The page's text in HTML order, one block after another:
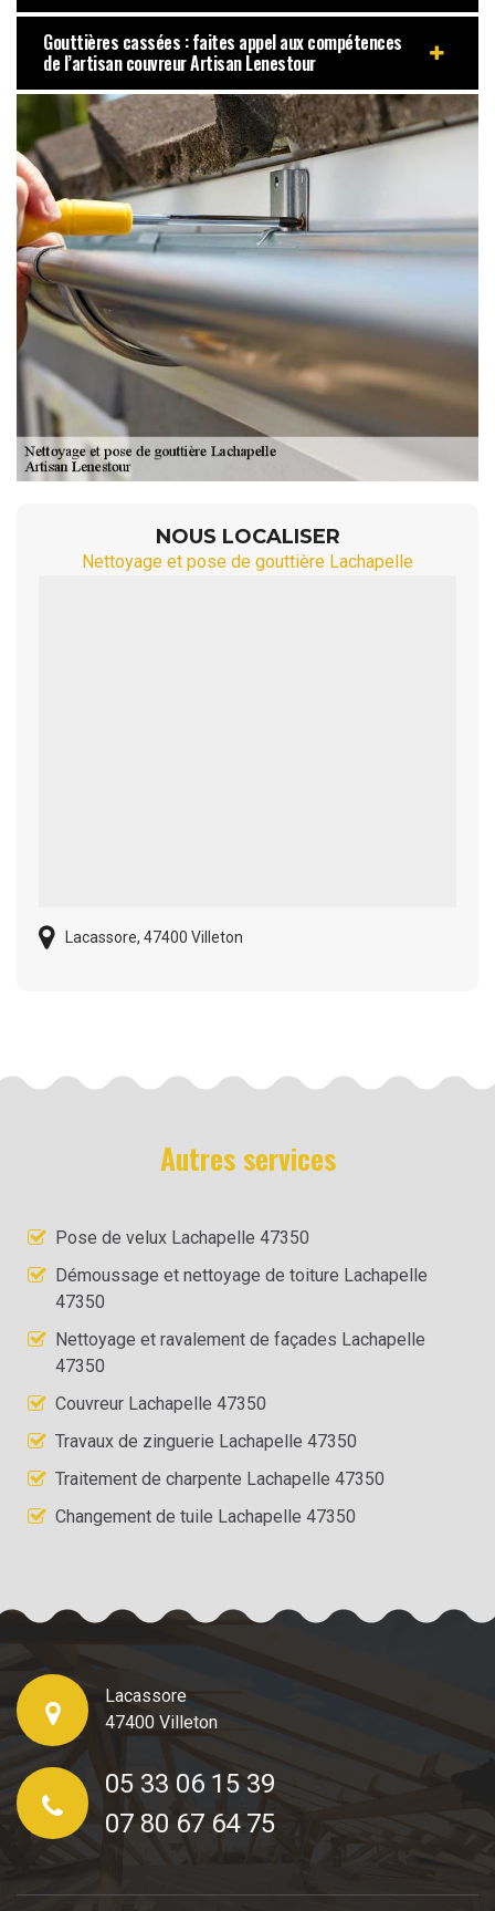
Gouttières cassées : faites appel aux compétences
de l’artisan couvreur Artisan Lenestour
NOUS LOCALISER
Nettoyage et pose de gouttière Lachapelle
Lacassore, 47400 Villeton
Autres services
Pose de velux Lachapelle 47350
Démoussage et nettoyage de toiture Lachapelle
47350
Nettoyage et ravalement de façades Lachapelle
47350
Couvreur Lachapelle 47350
Travaux de zinguerie Lachapelle 47350
Traitement de charpente Lachapelle 47350
Changement de tuile Lachapelle 47350
Lacassore
47400 Villeton
05 33 06 15 39
07 80 67 64 75